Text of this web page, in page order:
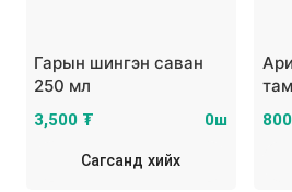
Гарын шингэн саван
250 мл
3,500 ₮ 0ш
Сагсанд хийх